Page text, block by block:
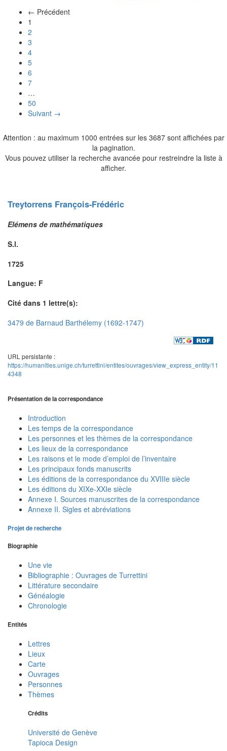
← Précédent
1
2
3
4
5
6
7
…
50
Suivant →
Attention : au maximum 1000 entrées sur les 3687 sont affichées par
la pagination.
Vous pouvez utiliser la recherche avancée pour restreindre la liste à
afficher.
Treytorrens François-Frédéric
Elémens de mathématiques
S.l.
1725
Langue: F
Cité dans 1 lettre(s):
3479 de Barnaud Barthélemy (1692-1747)
URL persistante :
https://humanities.unige.ch/turrettini/entites/ouvrages/view_express_entity/11
4348
Présentation de la correspondance
Introduction
Les temps de la correspondance
Les personnes et les thèmes de la correspondance
Les lieux de la correspondance
Les raisons et le mode d’emploi de l’inventaire
Les principaux fonds manuscrits
Les éditions de la correspondance du XVIIIe siècle
Les éditions du XIXe-XXIe siècle
Annexe I. Sources manuscrites de la correspondance
Annexe II. Sigles et abréviations
Projet de recherche
Biographie
Une vie
Bibliographie : Ouvrages de Turrettini
Littérature secondaire
Généalogie
Chronologie
Entités
Lettres
Lieux
Carte
Ouvrages
Personnes
Thèmes
Crédits
Université de Genève
Tapioca Design